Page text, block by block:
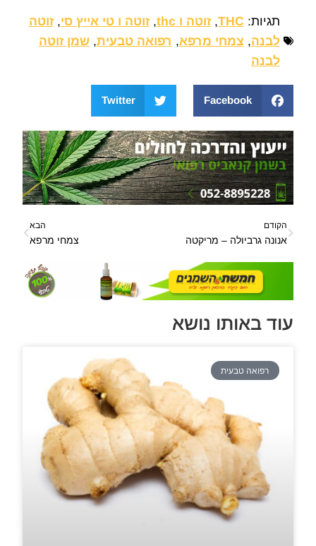
תגיות: THC
,זוטה ו thc ,זוטה ו טי אייץ סי,זוטה
לבנה, צמחי מרפא, רפואה טבעית,שמן זוטה
לבנה
Facebook
Twitter
הקודם
אנונה גרביולה – מריקטה
הבא
צמחי מרפא
עוד באותו נושא
רפואה טבעית